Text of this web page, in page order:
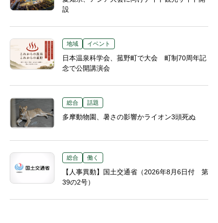
設
地域 イベント
日本温泉科学会、菰野町で大会 町制70周年記
念で公開講演会
総合 話題
多摩動物園、暑さの影響かライオン3頭死ぬ
総合 働く
【人事異動】国土交通省（2026年8月6日付 第
39の2号）